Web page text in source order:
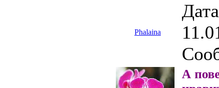
Phalaina
А